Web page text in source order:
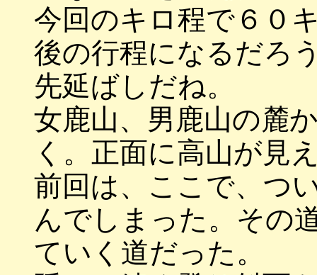
今回のキロ程で６０
後の行程になるだろ
先延ばしだね。
女鹿山、男鹿山の麓
く。正面に高山が見
前回は、ここで、つ
んでしまった。その
ていく道だった。